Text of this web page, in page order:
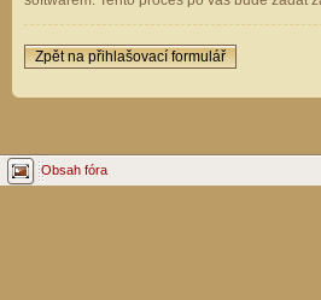
Zpět na přihlašovací formulář
Obsah fóra